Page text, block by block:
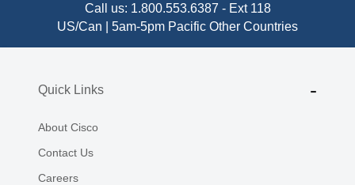
Call us: 1.800.553.6387 - Ext 118
US/Can | 5am-5pm Pacific Other Countries